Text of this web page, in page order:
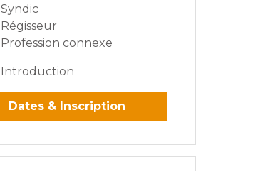
Syndic
Régisseur
Profession connexe
Introduction
Dates & Inscription